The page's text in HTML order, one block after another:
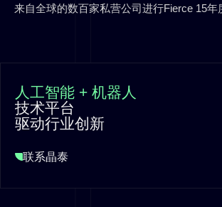
来自全球的数百家私营公司进行Fierce 15年
人工智能 + 机器人
技术平台
驱动行业创新
联系晶泰